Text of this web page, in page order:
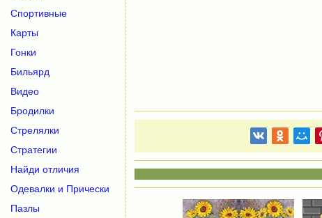
Спортивные
Карты
Гонки
Бильярд
Видео
Бродилки
Стрелялки
Стратегии
Найди отличия
Одевалки и Прически
Пазлы